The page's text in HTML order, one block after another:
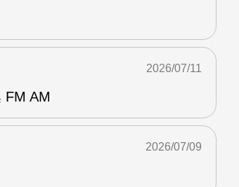
FM AM
2026/07/11
2026/07/09